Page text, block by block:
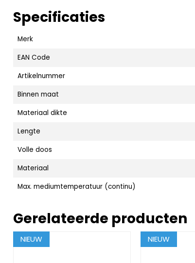
Specificaties
Merk
EAN Code
Artikelnummer
Binnen maat
Materiaal dikte
Lengte
Volle doos
Materiaal
Max. mediumtemperatuur (continu)
Gerelateerde producten
NIEUW NIEUW